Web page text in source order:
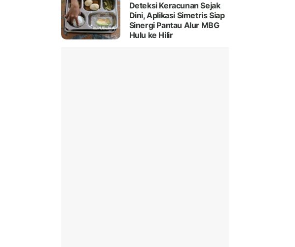
Deteksi Keracunan Sejak
Dini, Aplikasi Simetris Siap
Sinergi Pantau Alur MBG
Hulu ke Hilir